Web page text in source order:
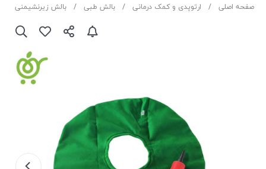
صفحه اصلی ارتوپدی و کمک درمانی بالش طبی بالش زیرنشیمنی